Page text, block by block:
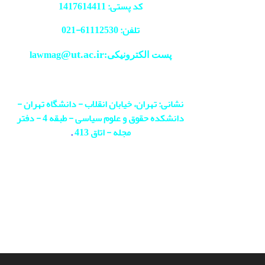
کد پستی: 1417614411
تلفن: 61112530-
021
پست الکترونیکی:lawmag@ut.ac.ir
نشانی: تهران، خیابان انقلاب - دانشگاه تهران -
دانشکده حقوق و علوم سیاسی - طبقه 4 - دفتر
مجله - اتاق 413
.